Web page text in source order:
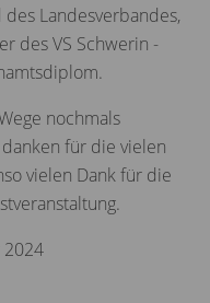
Landesverbandes,
des VS Schwerin -
nochmals
für die vielen
vielen Dank für die